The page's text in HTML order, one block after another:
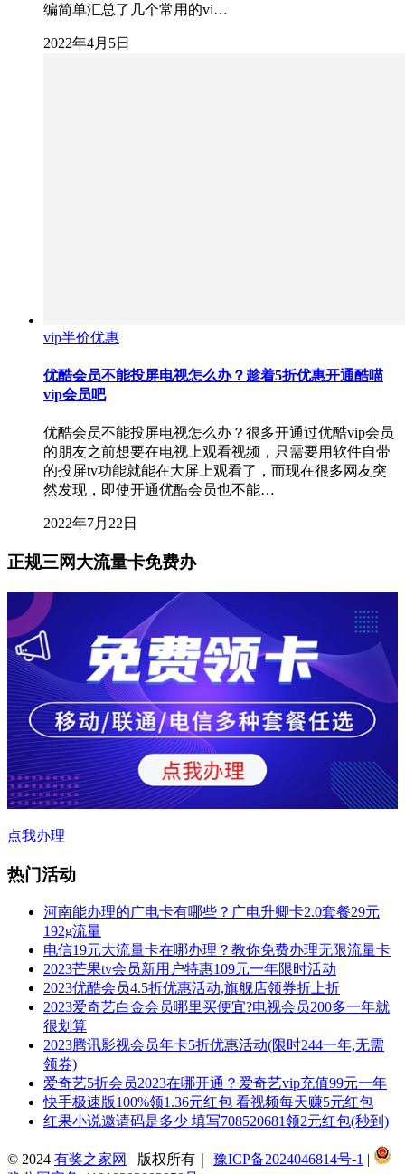
编简单汇总了几个常用的vi…
2022年4月5日
vip半价优惠
优酷会员不能投屏电视怎么办？趁着5折优惠开通酷喵
vip会员吧
优酷会员不能投屏电视怎么办？很多开通过优酷vip会员
的朋友之前想要在电视上观看视频，只需要用软件自带
的投屏tv功能就能在大屏上观看了，而现在很多网友突
然发现，即使开通优酷会员也不能…
2022年7月22日
正规三网大流量卡免费办
点我办理
热门活动
河南能办理的广电卡有哪些？广电升卿卡2.0套餐29元
192g流量
电信19元大流量卡在哪办理？教你免费办理无限流量卡
2023芒果tv会员新用户特惠109元一年限时活动
2023优酷会员4.5折优惠活动,旗舰店领券折上折
2023爱奇艺白金会员哪里买便宜?电视会员200多一年就
很划算
2023腾讯影视会员年卡5折优惠活动(限时244一年,无需
领券)
爱奇艺5折会员2023在哪开通？爱奇艺vip充值99元一年
快手极速版100%领1.36元红包 看视频每天赚5元红包
红果小说邀请码是多少 填写708520681领2元红包(秒到)
© 2024 有奖之家网 版权所有｜ 豫ICP备2024046814号-1 |